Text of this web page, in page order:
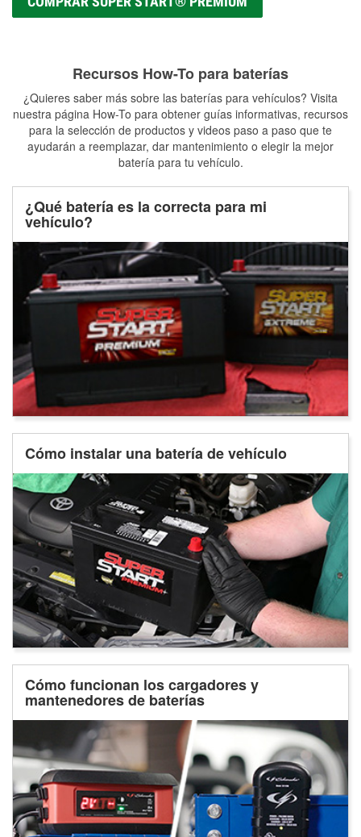
Recursos How-To para baterías
¿Quieres saber más sobre las baterías para vehículos? Visita
nuestra página How-To para obtener guías informativas, recursos
para la selección de productos y videos paso a paso que te
ayudarán a reemplazar, dar mantenimiento o elegir la mejor
batería para tu vehículo.
¿Qué batería es la correcta para mi
vehículo?
Cómo instalar una batería de vehículo
Cómo funcionan los cargadores y
mantenedores de baterías